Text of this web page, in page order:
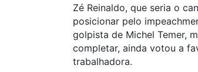
Zé Reinaldo, que seria o
posicionar pelo
golpista de Michel Temer,
completar, ainda votou a
trabalhadora.